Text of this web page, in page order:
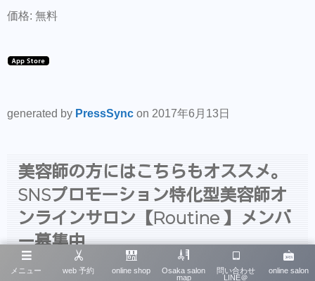
価格: 無料
generated by PressSync on 2017年6月13日
美容師の方にはこちらもオススメ。
SNSプロモーション特化型美容師オ
ンラインサロン【Routine 】メンバ
ー募集中
メニュー web 予約 online shop
Osaka salon
map
問い合わせ
LINE＠
online salon